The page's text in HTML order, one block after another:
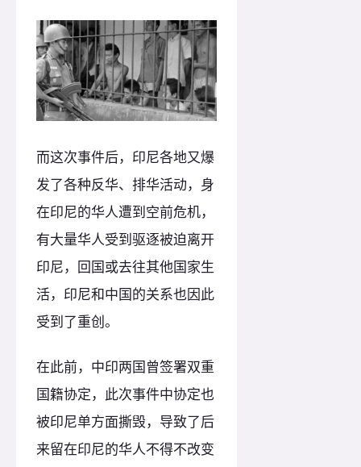
而这次事件后，印尼各地又爆
发了各种反华、排华活动，身
在印尼的华人遭到空前危机，
有大量华人受到驱逐被迫离开
印尼，回国或去往其他国家生
活，印尼和中国的关系也因此
受到了重创。
在此前，中印两国曾签署双重
国籍协定，此次事件中协定也
被印尼单方面撕毁，导致了后
来留在印尼的华人不得不改变